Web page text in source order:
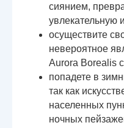
сиянием,
увлекательную
осуществите
невероятное
Aurora Borealis
попадете в
так как
населенных
ночных